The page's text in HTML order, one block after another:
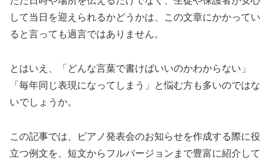
して当日を迎えられるかどうかは、この文章にかかってい
ると言っても過言ではありません。
とはいえ、「どんな言葉で書けばいいのかわからない」
「毎年同じ表現になってしまう」と悩む方も多いのではな
いでしょうか。
この記事では、ピアノ発表会のお知らせを作成する際に役
立つ例文を、短文からフルバージョンまで豊富に紹介して